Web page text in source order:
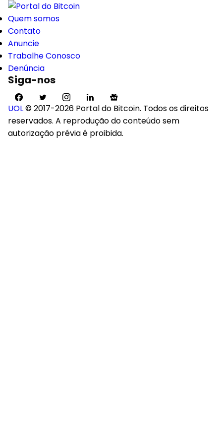
Quem somos
Contato
Anuncie
Trabalhe Conosco
Denúncia
Siga-nos
UOL© 2017-2026 Portal do Bitcoin. Todos os direitos
reservados. A reprodução do conteúdo sem
autorização prévia é proibida.